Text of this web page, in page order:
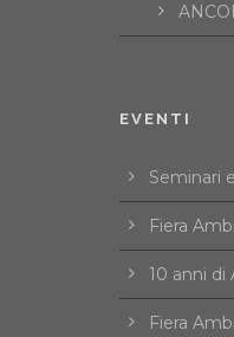
EVENTI
Seminari
Fiera
10 anni di
Fiera